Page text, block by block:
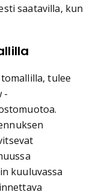
saatavilla, kun
tulee
-
kuuluvassa